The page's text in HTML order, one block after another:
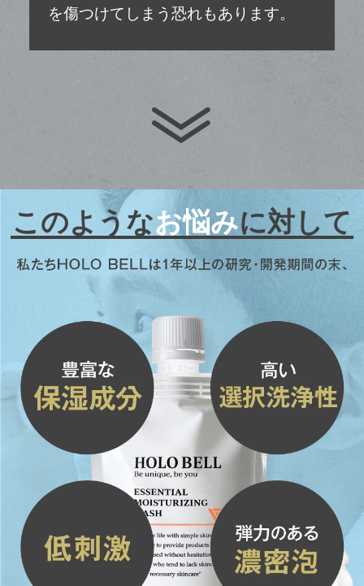
を傷つけてしまう恐れもあります。
このようなお悩みに対して